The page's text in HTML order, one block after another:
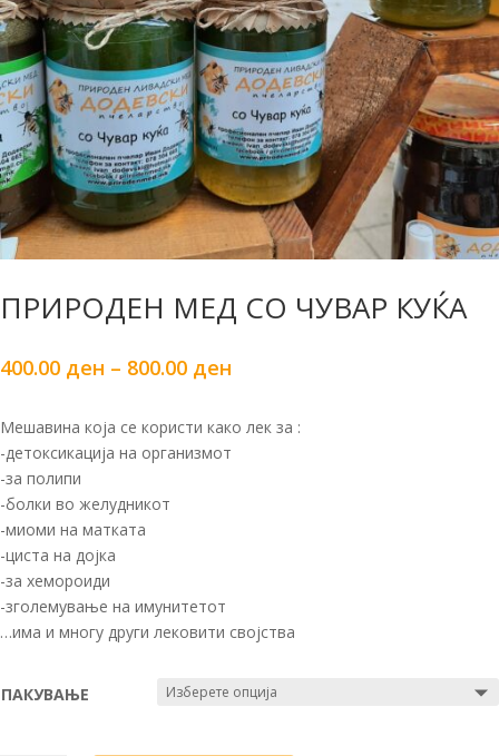
ПРИРОДЕН МЕД СО ЧУВАР КУЌА
400.00 ден – 800.00 ден
Мешавина која се користи како лек за :
-детоксикација на организмот
-за полипи
-болки во желудникот
-миоми на матката
-циста на дојка
-за хемороиди
-зголемување на имунитетот
…има и многу други лековити својства
ПАКУВАЊЕ